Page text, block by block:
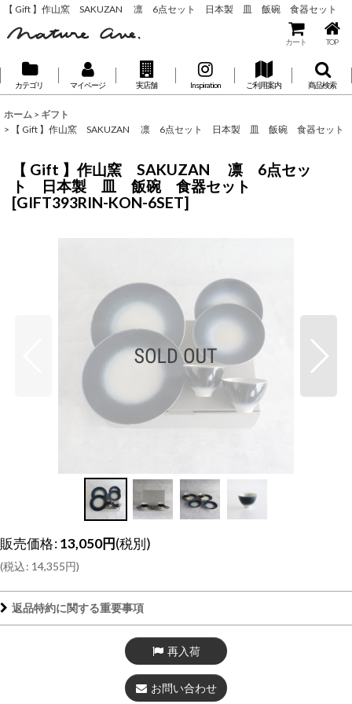
【 Gift 】作山窯 SAKUZAN 凛 6点セット 日本製 皿 飯碗 食器セット
カート TOP
カテゴリ マイページ 実店舗 Inspiration ご利用案内 商品検索
ホーム > ギフト
>
【 Gift 】作山窯 SAKUZAN 凛 6点セット 日本製 皿 飯碗 食器セット
【 Gift 】作山窯 SAKUZAN 凛 6点セッ
ト 日本製 皿 飯碗 食器セット
[GIFT393RIN-KON-6SET]
販売価格:13,050円(税別)
(税込: 14,355円)
返品特約に関する重要事項
再入荷
お問い合わせ